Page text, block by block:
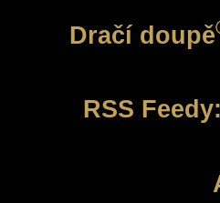
Dračí doupě
RSS Feedy: